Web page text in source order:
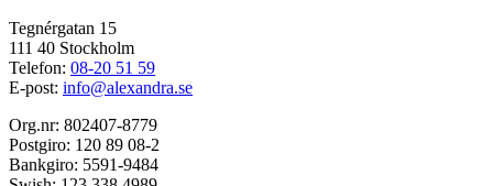
Tegnérgatan 15
111 40 Stockholm
Telefon: 08-20 51 59
E-post: info@alexandra.se
Org.nr: 802407-8779
Postgiro: 120 89 08-2
Bankgiro: 5591-9484